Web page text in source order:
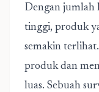
Dengan jumlah
tinggi, produk
semakin
produk dan
luas. Sebuah